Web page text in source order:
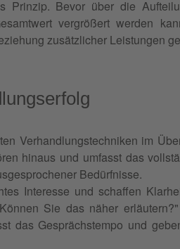
Prinzip. Bevor über die
vergrößert werden
zusätzlicher Leistungen
Verhandlungstechniken im
hinaus und umfasst das
Bedürfnisse.
Interesse und schaffen
Sie das näher
das Gesprächstempo und